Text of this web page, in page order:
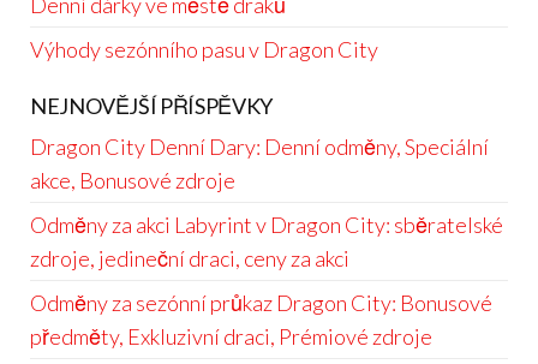
Výhody sezónního pasu v Dragon City
NEJNOVĚJŠÍ PŘÍSPĚVKY
Dragon City Denní Dary: Denní odměny, Speciální
akce, Bonusové zdroje
Odměny za akci Labyrint v Dragon City: sběratelské
zdroje, jedineční draci, ceny za akci
Odměny za sezónní průkaz Dragon City: Bonusové
předměty, Exkluzivní draci, Prémiové zdroje